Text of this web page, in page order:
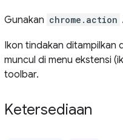
Gunakan chrome.action
Ikon tindakan ditampilkan
muncul di menu ekstensi
toolbar.
Ketersediaan